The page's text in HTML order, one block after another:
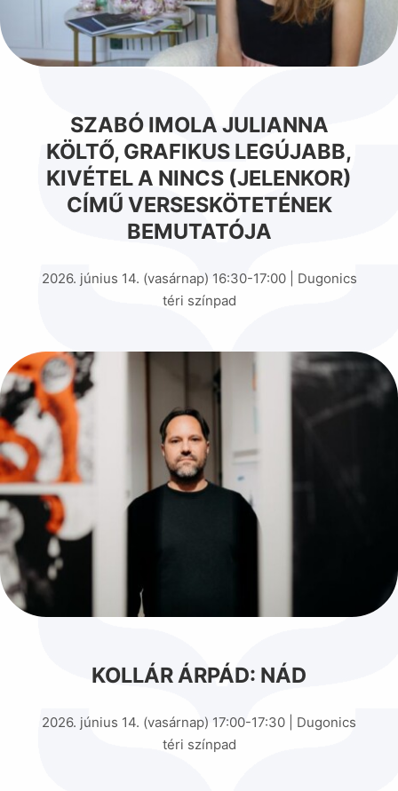
SZABÓ IMOLA JULIANNA
KÖLTŐ, GRAFIKUS LEGÚJABB,
KIVÉTEL A NINCS (JELENKOR)
CÍMŰ VERSESKÖTETÉNEK
BEMUTATÓJA
2026. június 14. (vasárnap) 16:30-17:00 | Dugonics
téri színpad
KOLLÁR ÁRPÁD: NÁD
2026. június 14. (vasárnap) 17:00-17:30 | Dugonics
téri színpad